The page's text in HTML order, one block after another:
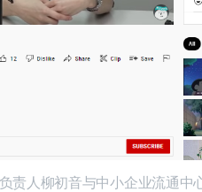
责人柳初音与中小企业流通中